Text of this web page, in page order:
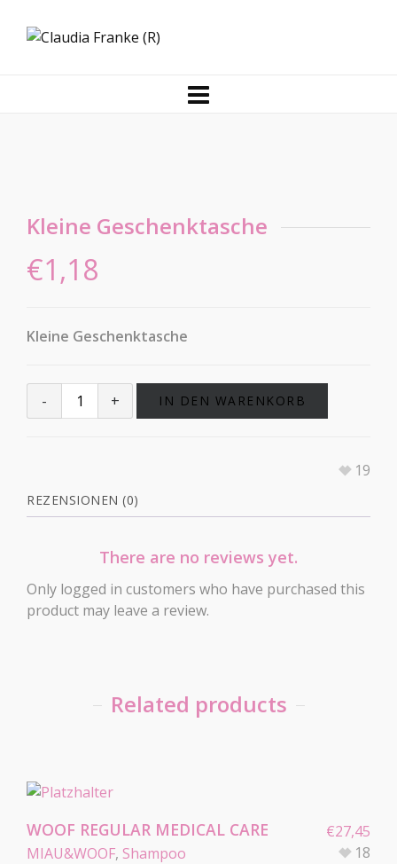
Kleine Geschenktasche
€1,18
Kleine Geschenktasche
IN DEN WARENKORB
19
REZENSIONEN (0)
There are no reviews yet.
Only logged in customers who have purchased this
product may leave a review.
Related products
WOOF REGULAR MEDICAL CARE
MIAU&WOOF, Shampoo
€27,45
18